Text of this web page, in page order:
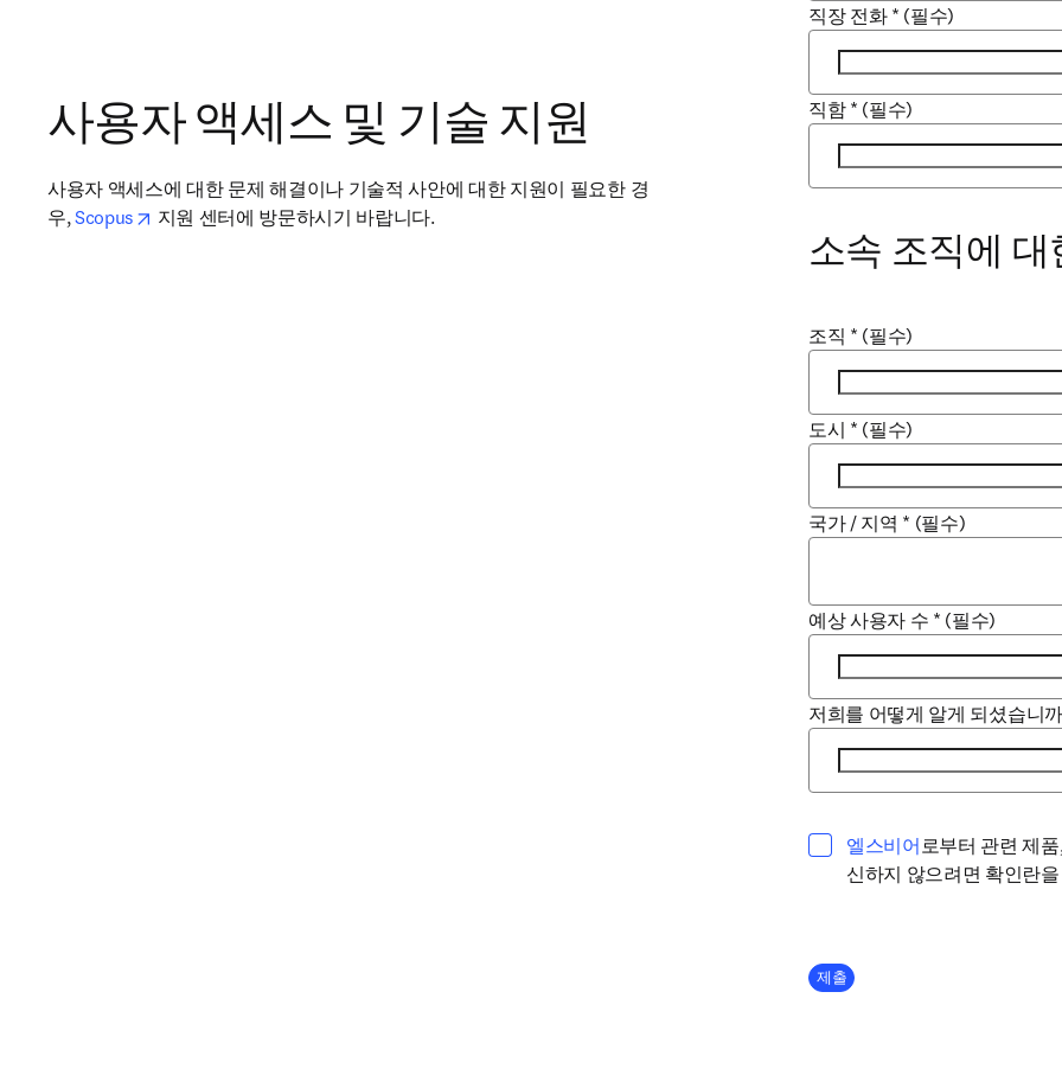
​사용자 액세스 및 기술 지원​
사용자 액세스에 대한 문제 해결이나 기술적 사안에 대한 지원이 필요한 경
우, Scopus opens in new tab/window
지원 센터​에 방문하시기 바랍니다.
직장 전화 * (필수)
직함 * (필수)
소속 조직에 대
조직 * (필수)
도시 * (필수)
국가 / 지역 * (필수)
예상 사용자 수 * (필수)
저희를 어떻게 알게 되셨습니
엘스비어 opens in new
로부터 관련 제
신하지 않으려면 확인란
Company Division
제출